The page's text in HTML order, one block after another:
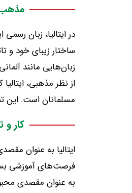
مذهب
در ایتالیا، زبان
ساختار زیبای خود و
زبان‌هایی مانند
از نظر مذهبی،
مسلمانان است. این
کار و
ایتالیا به عنوان
فرصت‌های آموزشی
به عنوان مقصدی